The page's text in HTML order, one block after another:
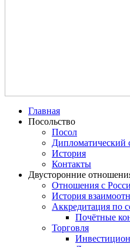
Главная
Посольство
Посол
Дипломатический
История
Контакты
Двусторонние
Отношения с
История
Аккредитация по
Почётные
Торговля